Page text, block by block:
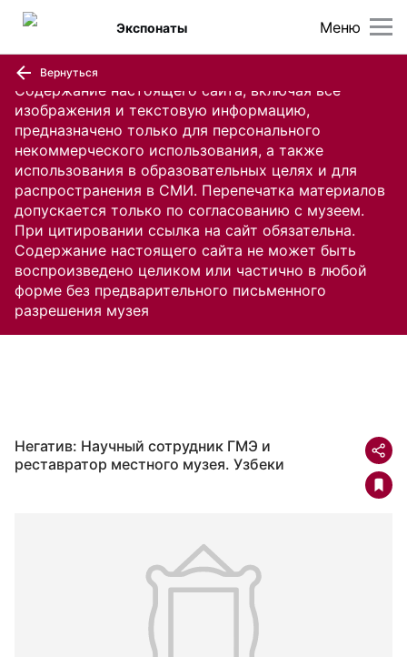
Содержание настоящего сайта, включая все
изображения и текстовую информацию,
предназначено только для персонального
некоммерческого использования, а также
использования в образовательных целях и для
распространения в СМИ. Перепечатка материалов
допускается только по согласованию с музеем.
При цитировании ссылка на сайт обязательна.
Содержание настоящего сайта не может быть
воспроизведено целиком или частично в любой
форме без предварительного письменного
разрешения музея
Меню
Экспонаты
Вернуться
Негатив: Научный сотрудник ГМЭ и
реставратор местного музея. Узбеки